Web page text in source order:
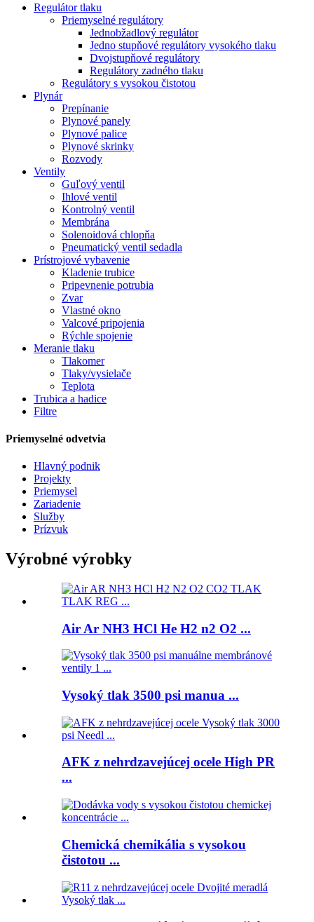
Regulátor tlaku
Priemyselné regulátory
Jednobžadlový regulátor
Jedno stupňové regulátory vysokého tlaku
Dvojstupňové regulátory
Regulátory zadného tlaku
Regulátory s vysokou čistotou
Plynár
Prepínanie
Plynové panely
Plynové palice
Plynové skrinky
Rozvody
Ventily
Guľový ventil
Ihlové ventil
Kontrolný ventil
Membrána
Solenoidová chlopňa
Pneumatický ventil sedadla
Prístrojové vybavenie
Kladenie trubice
Pripevnenie potrubia
Zvar
Vlastné okno
Valcové pripojenia
Rýchle spojenie
Meranie tlaku
Tlakomer
Tlaky/vysielače
Teplota
Trubica a hadice
Filtre
Priemyselné odvetvia
Hlavný podnik
Projekty
Priemysel
Zariadenie
Služby
Prízvuk
Výrobné výrobky
Air Ar NH3 HCl He H2 n2 O2 ...
Vysoký tlak 3500 psi manua ...
AFK z nehrdzavejúcej ocele High PR
...
Chemická chemikália s vysokou
čistotou ...